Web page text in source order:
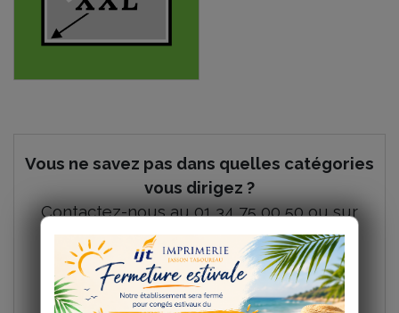
Vous ne savez pas dans quelles catégories
vous dirigez ?
Contactez-nous au 01 34 75 00 50 ou sur
info@ijt.fr ou accédez au
formulaire de
contact.